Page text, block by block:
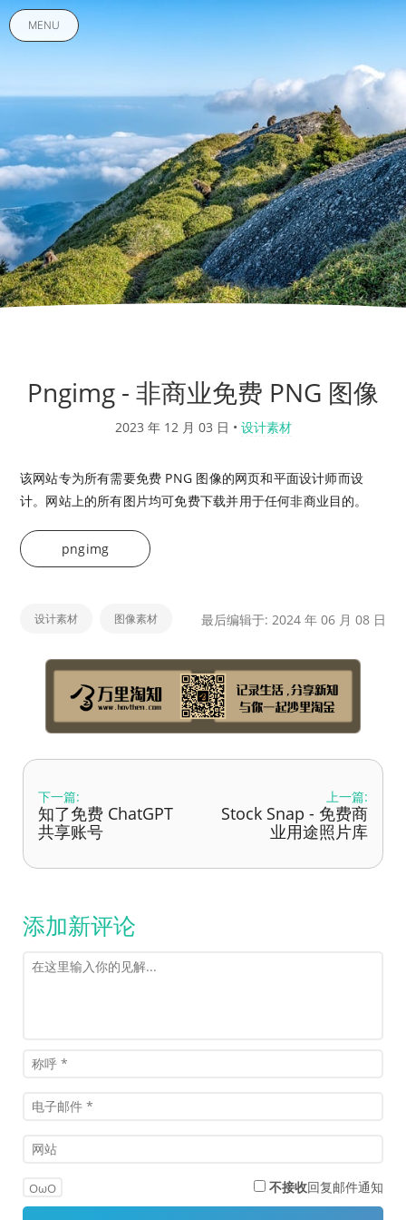
MENU
Pngimg - 非商业免费 PNG 图像
2023 年 12 月 03 日 • 设计素材
该网站专为所有需要免费 PNG 图像的网页和平面设计师而设
计。网站上的所有图片均可免费下载并用于任何非商业目的。
pngimg
设计素材 图像素材 最后编辑于: 2024 年 06 月 08 日
下一篇:
知了免费 ChatGPT
共享账号
上一篇:
Stock Snap - 免费商
业用途照片库
添加新评论
OωO 不接收回复邮件通知